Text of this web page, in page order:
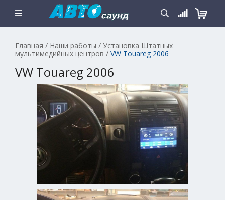
Главная / Наши работы / Установка Штатных
мультимедийных центров / VW Touareg 2006
VW Touareg 2006